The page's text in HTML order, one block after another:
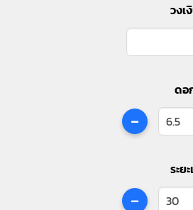
วงเ
ดอ
-
ระย
-